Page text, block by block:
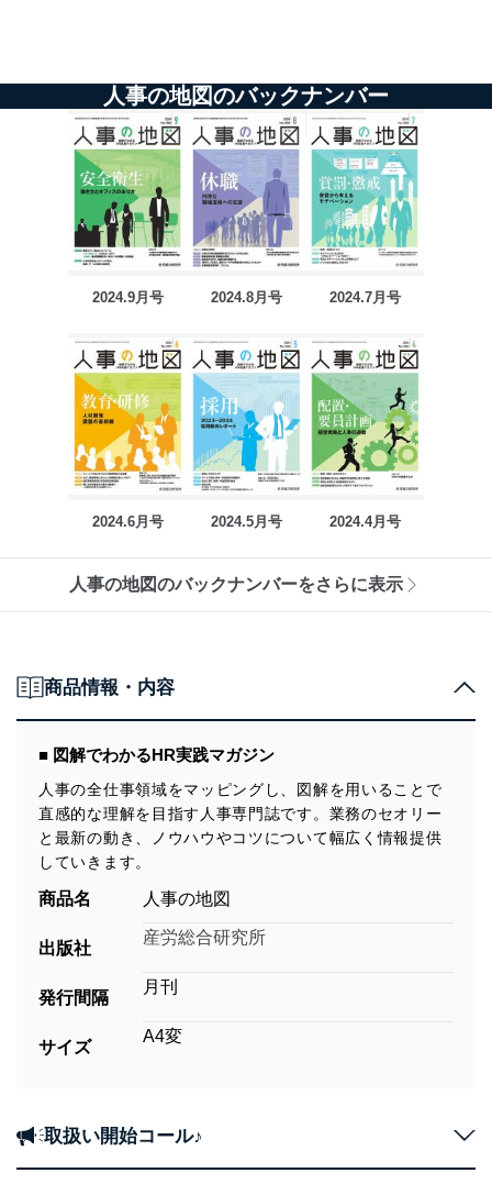
人事の地図のバックナンバー
2024.9月号 2024.8月号 2024.7月号
2024.6月号 2024.5月号 2024.4月号
人事の地図のバックナンバーをさらに表示
商品情報・内容
■ 図解でわかるHR実践マガジン
人事の全仕事領域をマッピングし、図解を用いることで
直感的な理解を目指す人事専門誌です。業務のセオリー
と最新の動き、ノウハウやコツについて幅広く情報提供
していきます。
商品名 人事の地図
出版社
産労総合研究所
発行間隔
月刊
サイズ
A4変
取扱い開始コール♪